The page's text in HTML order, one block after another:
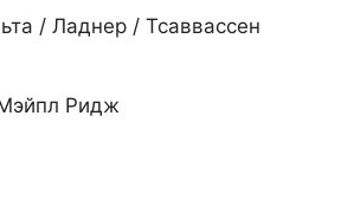
/ Ладнер / Тсаввассен
Ридж